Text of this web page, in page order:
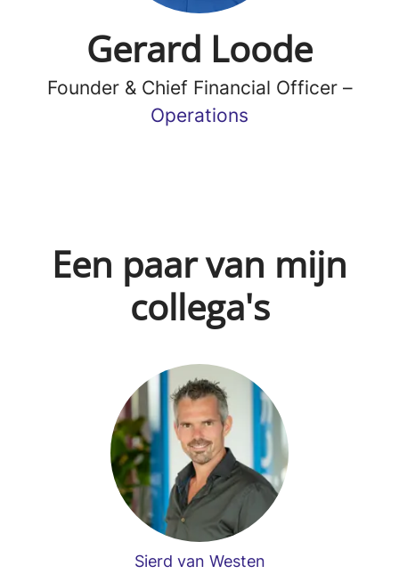
Gerard Loode
Founder & Chief Financial Officer –
Operations
Een paar van mijn
collega's
Sierd van Westen